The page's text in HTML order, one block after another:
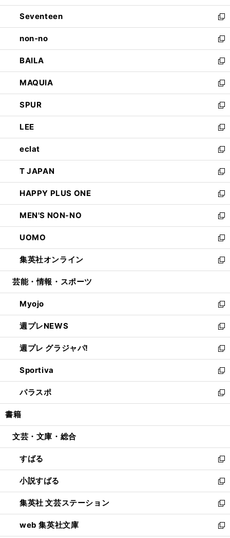
開
く
ウ
で
開
く
ン
ド
ウ
で
開
く
Seventeen
新
し
い
ウ
ィ
ン
ド
ウ
で
開
く
non-no
新
し
い
ウ
ィ
ン
ド
ウ
で
開
く
BAILA
新
し
い
ウ
ィ
ン
ド
ウ
で
開
く
MAQUIA
新
し
い
ウ
ィ
ン
ド
ウ
で
開
く
SPUR
新
し
い
ウ
ィ
ン
ド
ウ
で
開
く
LEE
新
し
い
ウ
ィ
ン
ド
ウ
で
開
く
eclat
新
し
い
ウ
ィ
ン
ド
ウ
で
開
く
T JAPAN
新
し
い
ウ
ィ
ン
ド
ウ
で
開
HAPPY PLUS ONE
新
し
い
ウ
ィ
ン
ド
ウ
開
く
MEN'S NON-NO
新
し
い
ウ
ィ
ン
ウ
で
開
く
UOMO
新
し
い
ウ
ン
ド
ウ
で
開
く
集英社オンライン
新
し
ウ
ィ
ン
ド
ウ
で
開
く
芸能・情報・スポーツ
Myojo
新
し
い
ウ
ィ
ン
ド
ウ
で
開
週プレNEWS
新
し
い
ウ
ィ
ン
ド
ウ
開
週プレ グラジャパ!
新
し
い
ウ
ィ
ン
ウ
開
く
Sportiva
新
し
い
ウ
ン
ウ
で
開
く
パラスポ
新
し
ウ
ン
ド
ウ
で
開
く
書籍
文芸・文庫・総合
すばる
新
し
い
ウ
ィ
ン
ド
小説すばる
新
し
い
ウ
ィ
集英社 文芸ステーション
新
し
い
web 集英社文庫
新